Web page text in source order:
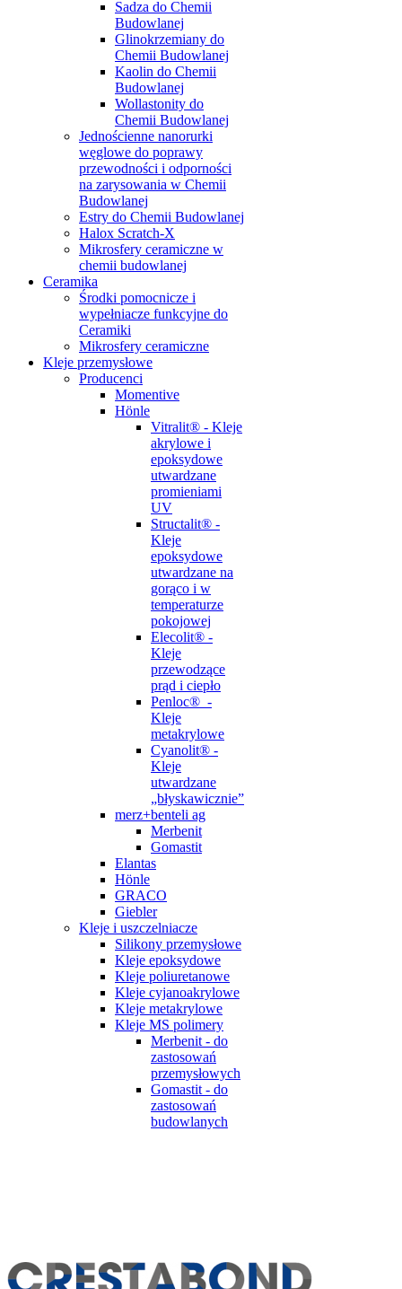
Sadza do Chemii
Budowlanej
Glinokrzemiany do
Chemii Budowlanej
Kaolin do Chemii
Budowlanej
Wollastonity do
Chemii Budowlanej
Jednościenne nanorurki
węglowe do poprawy
przewodności i odporności
na zarysowania w Chemii
Budowlanej
Estry do Chemii Budowlanej
Halox Scratch-X
Mikrosfery ceramiczne w
chemii budowlanej
Ceramika
Środki pomocnicze i
wypełniacze funkcyjne do
Ceramiki
Mikrosfery ceramiczne
Kleje przemysłowe
Producenci
Momentive
Hönle
Vitralit® - Kleje
akrylowe i
epoksydowe
utwardzane
promieniami
UV
Structalit® -
Kleje
epoksydowe
utwardzane na
gorąco i w
temperaturze
pokojowej
Elecolit® -
Kleje
przewodzące
prąd i ciepło
Penloc® -
Kleje
metakrylowe
Cyanolit® -
Kleje
utwardzane
„błyskawicznie”
merz+benteli ag
Merbenit
Gomastit
Elantas
Hönle
GRACO
Giebler
Kleje i uszczelniacze
Silikony przemysłowe
Kleje epoksydowe
Kleje poliuretanowe
Kleje cyjanoakrylowe
Kleje metakrylowe
Kleje MS polimery
Merbenit - do
zastosowań
przemysłowych
Gomastit - do
zastosowań
budowlanych